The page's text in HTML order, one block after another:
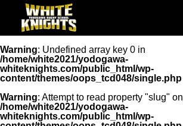
Warning: Undefined array key 0 in
/home/white2021/yodogawa-
whiteknights.com/public_html/wp-
content/themes/oops_tcd048/single.php
Warning: Attempt to read property "slug"
/home/white2021/yodogawa-
whiteknights.com/public_html/wp-